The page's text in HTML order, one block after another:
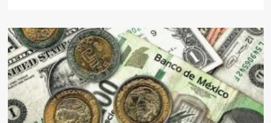
Superpeso;
la
divisa
abre
este
lunes
con
pérdidas